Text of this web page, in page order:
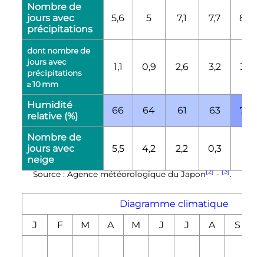
Nombre de
jours avec
précipitations
5,6 5 7,1 7,7 8,8
dont nombre de
jours avec
précipitations
≥ 10 mm
1,1 0,9 2,6 3,2 3,3
Humidité
relative (%)
66 64 61 63 70
Nombre de
jours avec
neige
5,5 4,2 2,2 0,3
Source : Agence météorologique du Japon[2]-[3].
Diagramme climatique
J
F M A M J J A S